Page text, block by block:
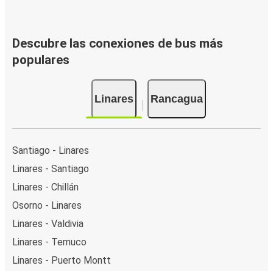
Descubre las conexiones de bus más
populares
Linares Rancagua
Santiago - Linares
Linares - Santiago
Linares - Chillán
Osorno - Linares
Linares - Valdivia
Linares - Temuco
Linares - Puerto Montt